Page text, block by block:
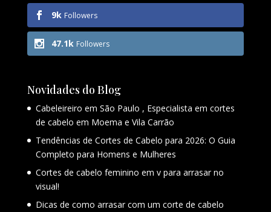
9k Followers
47.1k Followers
Novidades do Blog
Cabeleireiro em São Paulo , Especialista em cortes
de cabelo em Moema e Vila Carrão
Tendências de Cortes de Cabelo para 2026: O Guia
Completo para Homens e Mulheres
Cortes de cabelo feminino em v para arrasar no
visual!
Dicas de como arrasar com um corte de cabelo